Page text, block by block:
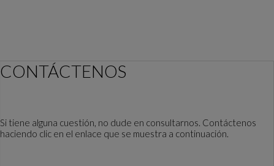
CONTÁCTENOS
Si tiene alguna cuestión, no dude en consultarnos. Contáctenos
haciendo clic en el enlace que se muestra a continuación.